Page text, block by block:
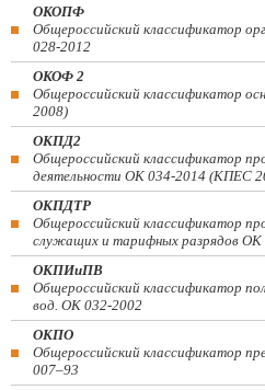
ОКОПФ
Общероссийский классификатор
028-2012
ОКОФ 2
Общероссийский классификатор
2008)
ОКПД2
Общероссийский классификатор
деятельности ОК 034-2014 (КПЕС
ОКПДТР
Общероссийский классификатор
служащих и тарифных разрядов ОК
ОКПИиПВ
Общероссийский классификатор
вод. ОК 032-2002
ОКПО
Общероссийский классификатор
007–93